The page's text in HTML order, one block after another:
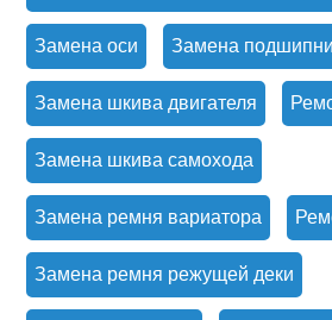
Замена оси Замена
Замена шкива двигателя
Замена шкива самохода
Замена ремня вариатора
Замена ремня режущей деки